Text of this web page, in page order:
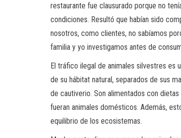
restaurante fue clausurado porque no
condiciones. Resultó que habían sido
nosotros, como clientes, no sabíamos
familia y yo investigamos antes de
El tráfico ilegal de animales silvestres es
de su hábitat natural, separados de sus
de cautiverio. Son alimentados con
fueran animales domésticos. Además,
equilibrio de los ecosistemas.